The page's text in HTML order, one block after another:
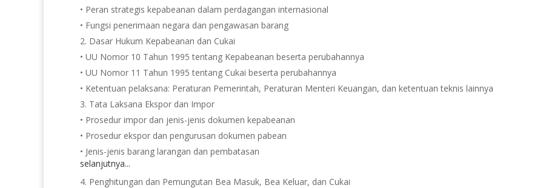
• Peran strategis kepabeanan dalam perdagangan internasional
• Fungsi penerimaan negara dan pengawasan barang
Dasar Hukum Kepabeanan dan Cukai
• UU Nomor 10 Tahun 1995 tentang Kepabeanan beserta perubahannya
• UU Nomor 11 Tahun 1995 tentang Cukai beserta perubahannya
• Ketentuan pelaksana: Peraturan Pemerintah, Peraturan Menteri Keuangan, dan ketentuan teknis lainnya
Tata Laksana Ekspor dan Impor
• Prosedur impor dan jenis-jenis dokumen kepabeanan
• Prosedur ekspor dan pengurusan dokumen pabean
• Jenis-jenis barang larangan dan pembatasan
selanjutnya...
Penghitungan dan Pemungutan Bea Masuk, Bea Keluar, dan Cukai